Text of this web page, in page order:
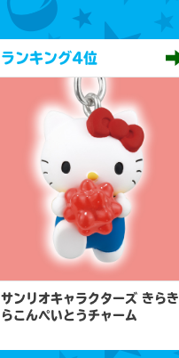
ランキング4位
サンリオキャラクターズ きらき
らこんぺいとうチャーム